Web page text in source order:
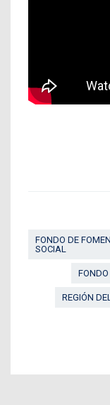
FONDO DE
SOCIAL
REGIÓN